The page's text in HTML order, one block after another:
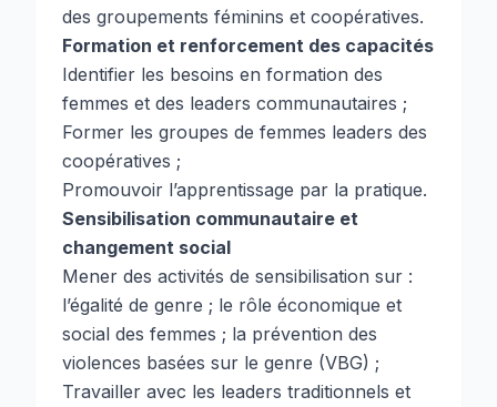
des groupements féminins et coopératives.
Formation et renforcement des capacités
Identifier les besoins en formation des
femmes et des leaders communautaires ;
Former les groupes de femmes leaders des
coopératives ;
Promouvoir l’apprentissage par la pratique.
Sensibilisation communautaire et
changement social
Mener des activités de sensibilisation sur :
l’égalité de genre ; le rôle économique et
social des femmes ; la prévention des
violences basées sur le genre (VBG) ;
Travailler avec les leaders traditionnels et